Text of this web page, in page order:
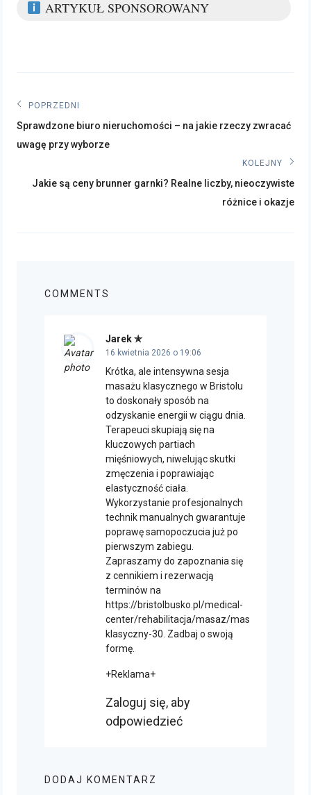
ARTYKUŁ SPONSOROWANY
Nawigacja
wpisu
POPRZEDNI
Poprzedni
post:
Sprawdzone biuro nieruchomości – na jakie rzeczy zwracać
uwagę przy wyborze
KOLEJNY
Kolejny
Jakie są ceny brunner garnki? Realne liczby, nieoczywiste
różnice i okazje
COMMENTS
Jarek
16 kwietnia 2026 o 19:06
Krótka, ale intensywna sesja
masażu klasycznego w Bristolu
to doskonały sposób na
odzyskanie energii w ciągu dnia.
Terapeuci skupiają się na
kluczowych partiach
mięśniowych, niwelując skutki
zmęczenia i poprawiając
elastyczność ciała.
Wykorzystanie profesjonalnych
technik manualnych gwarantuje
poprawę samopoczucia już po
pierwszym zabiegu.
Zapraszamy do zapoznania się
z cennikiem i rezerwacją
terminów na
https://bristolbusko.pl/medical-
center/rehabilitacja/masaz/masaz-
klasyczny-30 . Zadbaj o swoją
formę.
+Reklama+
Zaloguj się, aby
odpowiedzieć
DODAJ KOMENTARZ